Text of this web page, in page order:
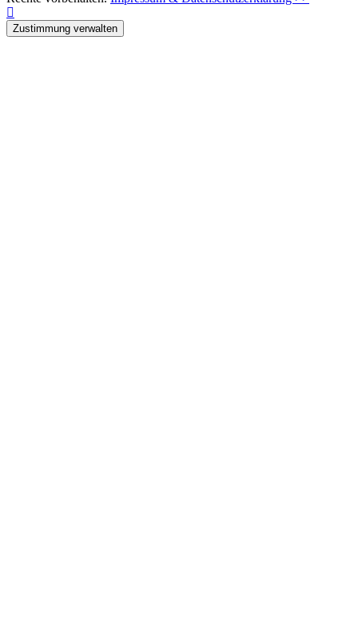
Zustimmung verwalten